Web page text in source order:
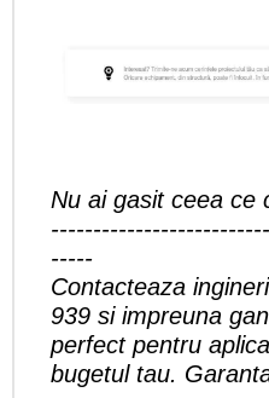
Nu ai gasit ceea ce
-----
Contacteaza
939 si impreuna
perfect pentru
bugetul tau.